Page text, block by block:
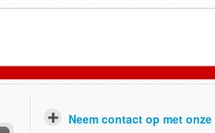
Neem contact op met